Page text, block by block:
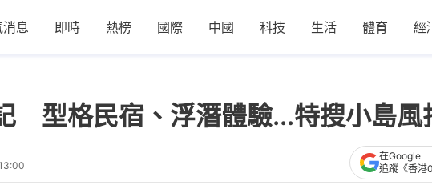
消息 即時 熱榜 國際 中國 科技 生活 體育 經濟
型格民宿、浮潛體驗...特搜小島風
在Google
追蹤《香港